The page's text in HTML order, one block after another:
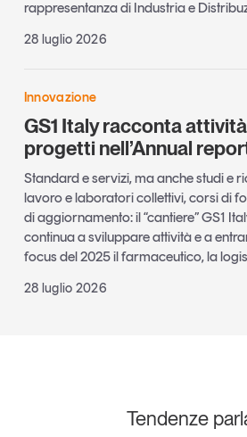
rappresentanza di Industria e
28 luglio 2026
Innovazione
GS1 Italy racconta
progetti nell’Annual
Standard e servizi, ma anche studi e
lavoro e laboratori collettivi, corsi di
di aggiornamento: il “cantiere” GS1
continua a sviluppare attività e a
focus del 2025 il farmaceutico, la
28 luglio 2026
Tendenze